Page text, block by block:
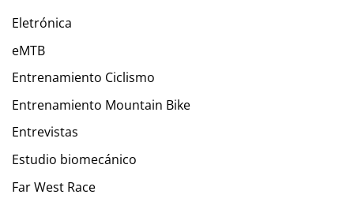
Eletrónica
eMTB
Entrenamiento Ciclismo
Entrenamiento Mountain Bike
Entrevistas
Estudio biomecánico
Far West Race